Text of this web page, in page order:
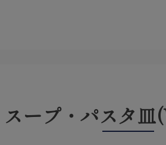
スープ・パスタ皿